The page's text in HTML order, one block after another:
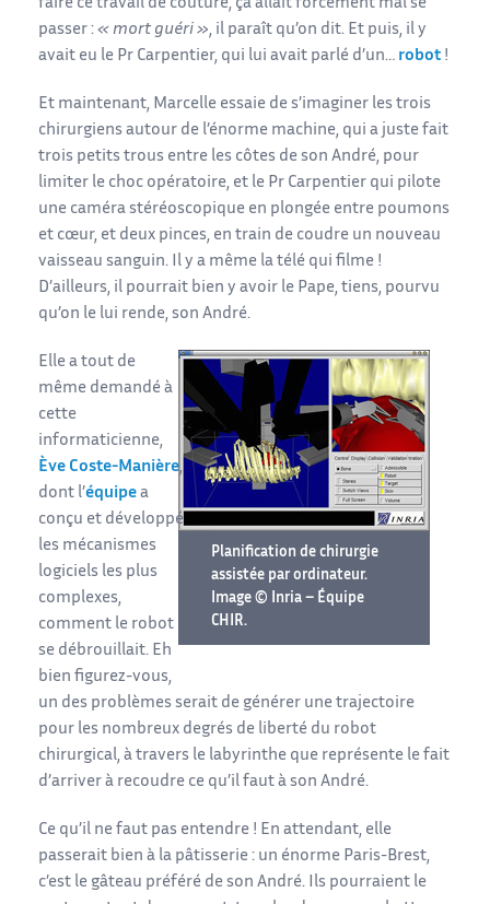
faire ce travail de couture, ça allait forcément mal se
passer : « mort guéri », il paraît qu’on dit. Et puis, il y
avait eu le Pr Carpentier, qui lui avait parlé d’un… robot !
Et maintenant, Marcelle essaie de s’imaginer les trois
chirurgiens autour de l’énorme machine, qui a juste fait
trois petits trous entre les côtes de son André, pour
limiter le choc opératoire, et le Pr Carpentier qui pilote
une caméra stéréoscopique en plongée entre poumons
et cœur, et deux pinces, en train de coudre un nouveau
vaisseau sanguin. Il y a même la télé qui filme !
D’ailleurs, il pourrait bien y avoir le Pape, tiens, pourvu
qu’on le lui rende, son André.
Planification de chirurgie
assistée par ordinateur.
Image © Inria – Équipe
CHIR.
Elle a tout de
même demandé à
cette
informaticienne,
Ève Coste-Manière,
dont l’équipe a
conçu et développé
les mécanismes
logiciels les plus
complexes,
comment le robot
se débrouillait. Eh
bien figurez-vous,
un des problèmes serait de générer une trajectoire
pour les nombreux degrés de liberté du robot
chirurgical, à travers le labyrinthe que représente le fait
d’arriver à recoudre ce qu’il faut à son André.
Ce qu’il ne faut pas entendre ! En attendant, elle
passerait bien à la pâtisserie : un énorme Paris-Brest,
c’est le gâteau préféré de son André. Ils pourraient le